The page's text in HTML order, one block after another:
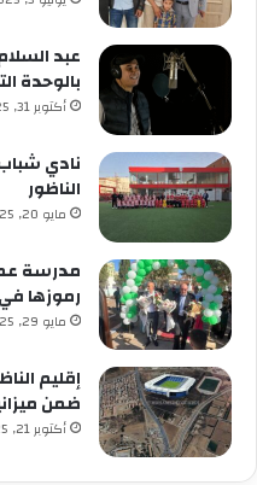
عبد
بالوحدة
أكتوبر 31, 2025
نادي
الناظور
مايو 20, 2025
مدرسة
رموزها
مايو 29, 2025
إقليم
ضمن ميزانية
أكتوبر 21, 2025